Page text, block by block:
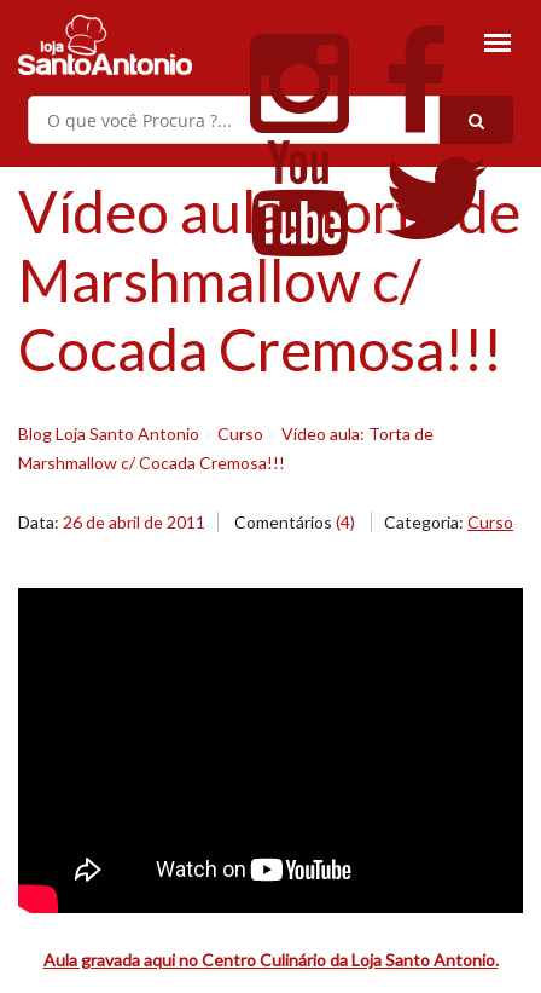
Vídeo aula: Torta de
Marshmallow c/
Cocada Cremosa!!!
Blog Loja Santo Antonio Curso
Vídeo aula: Torta de
Marshmallow c/ Cocada Cremosa!!!
Data: 26 de abril de 2011 Comentários (4) Categoria: Curso
Aula gravada aqui no Centro Culinário da Loja Santo Antonio.